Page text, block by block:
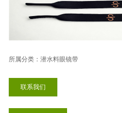
水壶扣带
所属分类：潜水料眼镜带
联系我们